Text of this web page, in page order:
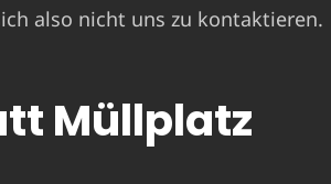
also nicht uns zu kontaktieren.
Müllplatz